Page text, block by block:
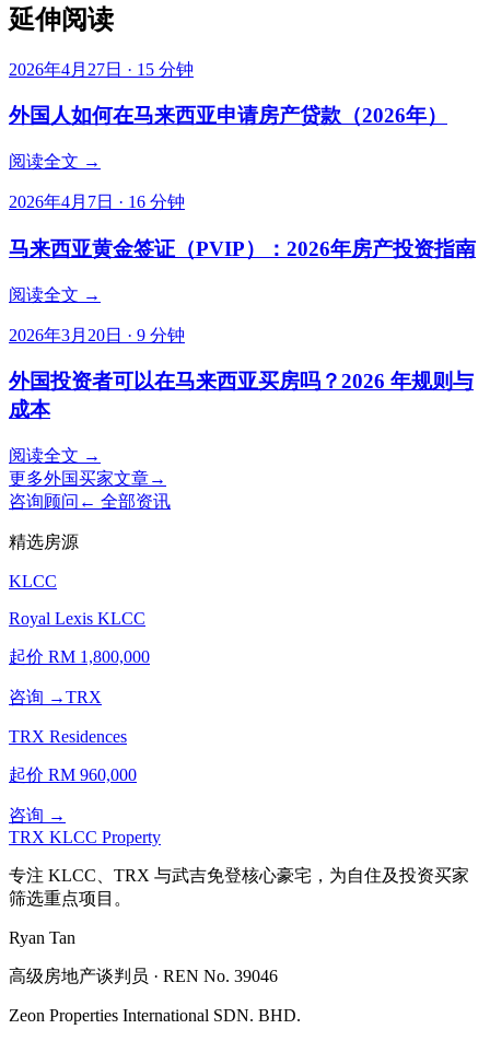
延伸阅读
2026年4月27日 · 15 分钟
外国人如何在马来西亚申请房产贷款（2026年）
阅读全文 →
2026年4月7日 · 16 分钟
马来西亚黄金签证（PVIP）：2026年房产投资指南
阅读全文 →
2026年3月20日 · 9 分钟
外国投资者可以在马来西亚买房吗？2026 年规则与
成本
阅读全文 →
更多外国买家文章→
咨询顾问 ← 全部资讯
精选房源
KLCC
Royal Lexis KLCC
起价 RM 1,800,000
咨询 →TRX
TRX Residences
起价 RM 960,000
咨询 →
TRX KLCC Property
专注 KLCC、TRX 与武吉免登核心豪宅，为自住及投资买家
筛选重点项目。
Ryan Tan
高级房地产谈判员 · REN No. 39046
Zeon Properties International SDN. BHD.